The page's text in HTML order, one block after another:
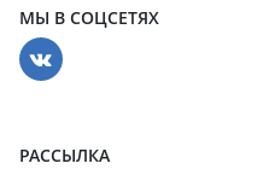
МЫ В СОЦСЕТЯХ
РАССЫЛКА